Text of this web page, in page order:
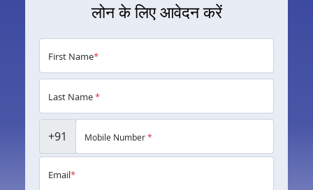
लोन के लिए आवेदन करें
First Name*
Last Name*
+91 Mobile Number*
Email*